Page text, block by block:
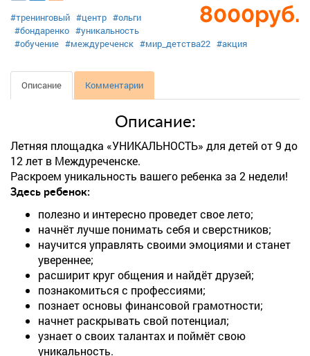
8000руб.
#тренинговый #центр #ольги
#бондаренко #уникальность
#обучение #междуреченск #мир_детства22 #акция
Описание Комментарии
Описание:
Летняя площадка «УНИКАЛЬНОСТЬ» для детей от 9 до
12 лет в Междуреченске.
Раскроем уникальность вашего ребенка за 2 недели!
Здесь ребенок:
полезно и интересно проведет свое лето;
начнёт лучше понимать себя и сверстников;
научится управлять своими эмоциями и станет
увереннее;
расширит круг общения и найдёт друзей;
познакомиться с профессиями;
познает основы финансовой грамотности;
начнет раскрывать свой потенциал;
узнает о своих талантах и поймёт свою
уникальность.